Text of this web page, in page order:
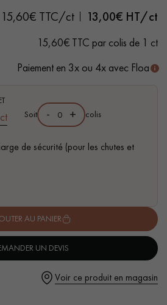
UN PROJET ?
disposition pour vous guider pas à
Parquets vous appelle
rendez-vous personnalisé
Massif, Contrecollé ou Sol Stratifié
15,60€ TTC/ct 13,00€ HT/ct
15,60€ TTC par colis de 1 ct
Paiement en 3x ou 4x avec Floa
ct
de sécurité (pour les chutes et
Soit - + colis
AU PANIER
UN DEVIS
Voir ce produit en magasin